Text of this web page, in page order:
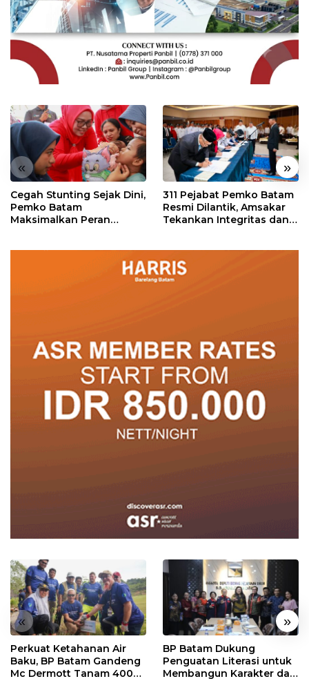
« »
Cegah Stunting Sejak Dini,
Pemko Batam
Maksimalkan Peran
311 Pejabat Pemko Batam
Resmi Dilantik, Amsakar
Tekankan Integritas dan
« »
Perkuat Ketahanan Air
Baku, BP Batam Gandeng
Mc Dermott Tanam 400
BP Batam Dukung
Penguatan Literasi untuk
Membangun Karakter dan